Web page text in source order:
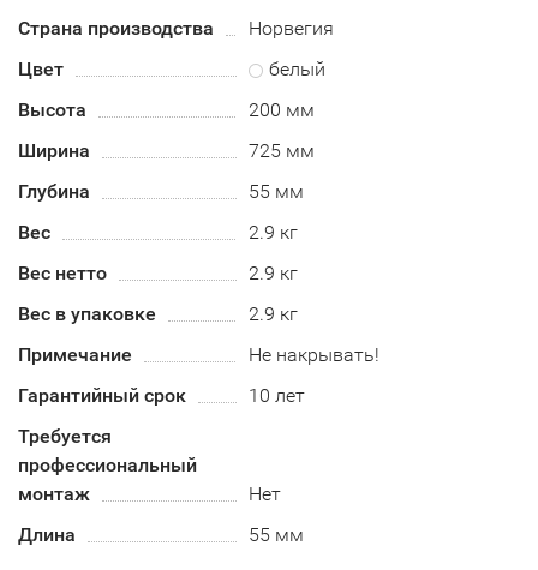
Страна производства
Норвегия
Цвет
белый
Высота
200 мм
Ширина
725 мм
Глубина
55 мм
Вес
2.9 кг
Вес нетто
2.9 кг
Вес в упаковке
2.9 кг
Примечание
Не накрывать!
Гарантийный срок
10 лет
Требуется
профессиональный
монтаж
Нет
Длина
55 мм